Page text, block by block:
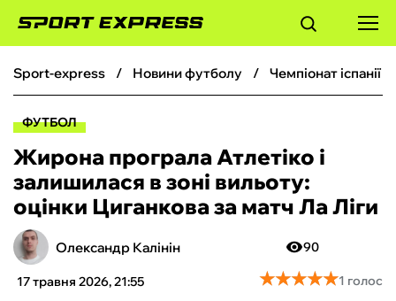
ФУТБОЛ
БОКС
ХОКЕЙ
ТЕНІС
sport-express новини футболу чемпіонат іспанії
ФУТБОЛ
Жирона програла Атлетіко і
залишилася в зоні вильоту:
оцінки Циганкова за матч Ла Ліги
Олександр Калінін
17 травня 2026, 21:55
90
★★★★★
★★★★★1 голос